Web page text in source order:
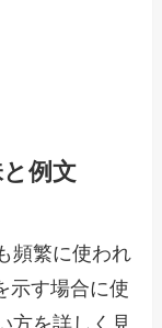
例文
頻繁に使われ
示す場合に使
方を詳しく見